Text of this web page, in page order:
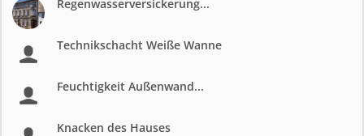
Regenwasserversickerung...
Technikschacht Weiße Wanne
Feuchtigkeit Außenwand...
Knacken des Hauses